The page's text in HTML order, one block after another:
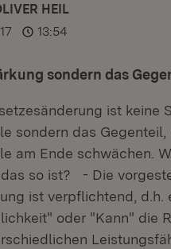
HEIL
13:54
sondern das
ist keine
sondern das
am Ende schwächen.
das so ist? - Die
ist verpflichtend, d.h.
oder "Kann" die